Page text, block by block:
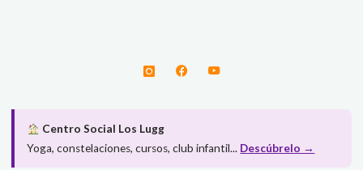
Centro Social Los Lugg
Yoga, constelaciones, cursos, club infantil... Descúbrelo →